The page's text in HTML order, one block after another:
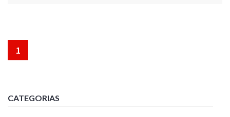
1
CATEGORIAS